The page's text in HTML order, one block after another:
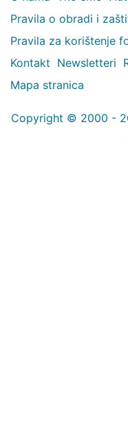
Pravila o obradi i
Pravila za korištenje
Kontakt Newsletteri
Mapa stranica
Copyright © 2000 -